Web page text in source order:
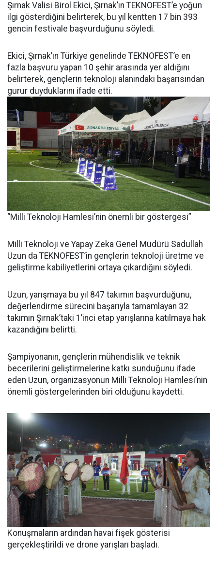
Şırnak Valisi Birol Ekici, Şırnak’ın TEKNOFEST’e yoğun
ilgi gösterdiğini belirterek, bu yıl kentten 17 bin 393
gencin festivale başvurduğunu söyledi.
Ekici, Şırnak’ın Türkiye genelinde TEKNOFEST’e en
fazla başvuru yapan 10 şehir arasında yer aldığını
belirterek, gençlerin teknoloji alanındaki başarısından
gurur duyduklarını ifade etti.
“Milli Teknoloji Hamlesi’nin önemli bir göstergesi”
Milli Teknoloji ve Yapay Zeka Genel Müdürü Sadullah
Uzun da TEKNOFEST’in gençlerin teknoloji üretme ve
geliştirme kabiliyetlerini ortaya çıkardığını söyledi.
Uzun, yarışmaya bu yıl 847 takımın başvurduğunu,
değerlendirme sürecini başarıyla tamamlayan 32
takımın Şırnak’taki 1’inci etap yarışlarına katılmaya hak
kazandığını belirtti.
Şampiyonanın, gençlerin mühendislik ve teknik
becerilerini geliştirmelerine katkı sunduğunu ifade
eden Uzun, organizasyonun Milli Teknoloji Hamlesi’nin
önemli göstergelerinden biri olduğunu kaydetti.
Konuşmaların ardından havai fişek gösterisi
gerçekleştirildi ve drone yarışları başladı.